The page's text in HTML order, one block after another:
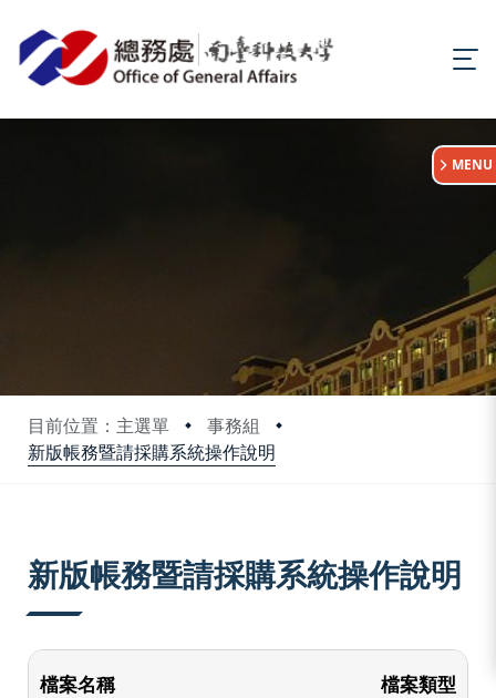
目前位置：主選單
事務組
新版帳務暨請採購系統操作說明
:::
MENU
新版帳務暨請採購系統操作說明
檔案名稱 檔案類型